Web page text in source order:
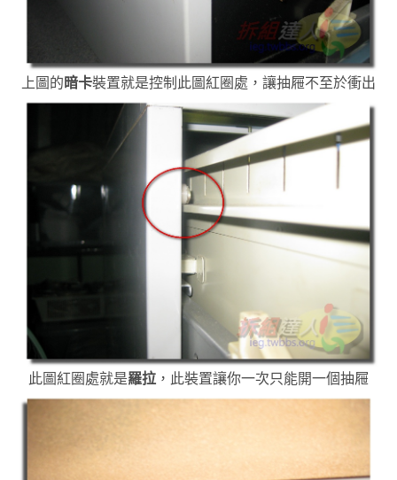
上圖的 暗卡裝置就是控制此圖紅圈處，讓抽屜不至於衝出
此圖紅圈處就是羅拉 ，此裝置讓你一次只能開一個抽屜